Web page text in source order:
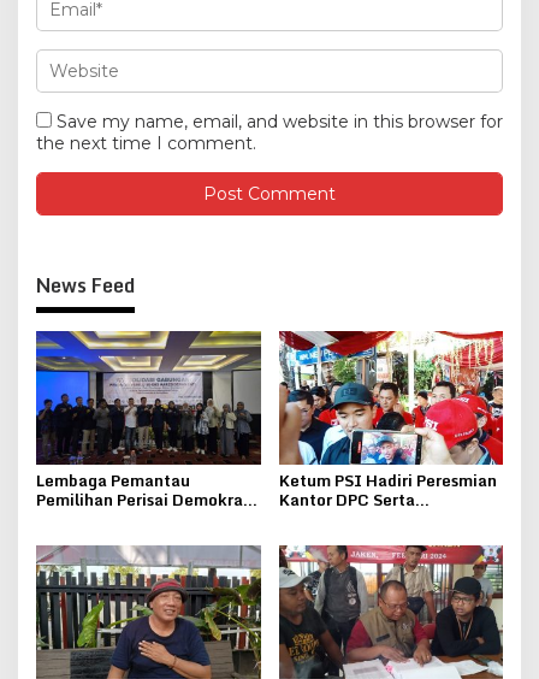
Save my name, email, and website in this browser for
the next time I comment.
News Feed
Lembaga Pemantau
Pemilihan Perisai Demokrasi
Merusak Demokrasi
Ketum PSI Hadiri Peresmian
Kantor DPC Serta